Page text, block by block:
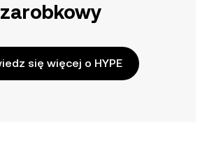
zarobkowy
się więcej o HYPE